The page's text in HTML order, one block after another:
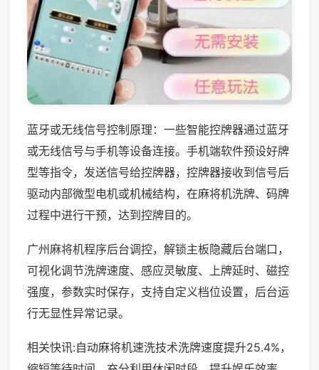
蓝牙或无线信号控制原理：一些智能控牌器通过蓝牙
或无线信号与手机等设备连接。手机端软件预设好牌
型等指令，发送信号给控牌器，控牌器接收到信号后
驱动内部微型电机或机械结构，在麻将机洗牌、码牌
过程中进行干预，达到控牌目的。
广州麻将机程序后台调控，解锁主板隐藏后台端口，
可视化调节洗牌速度、感应灵敏度、上牌延时、磁控
强度，参数实时保存，支持自定义档位设置，后台运
行无显性异常记录。
相关快讯:自动麻将机速洗技术洗牌速度提升25.4%，